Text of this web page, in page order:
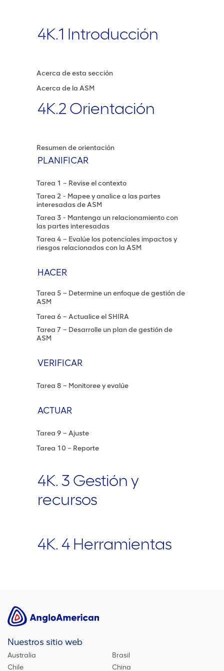
4K.1 Introducción
Acerca de esta sección
Acerca de la ASM
4K.2 Orientación
Resumen de orientación
PLANIFICAR
Tarea 1 – Revise el contexto
Tarea 2 - Mapee y analice a las partes
interesadas de ASM
Tarea 3 - Mantenga un relacionamiento con
las partes interesadas
Tarea 4 – Evalúe los potenciales impactos y
riesgos relacionados con la ASM
HACER
Tarea 5 – Determine un enfoque de gestión de
ASM
Tarea 6 – Actualice el SHIRA
Tarea 7 – Desarrolle un plan de gestión de
ASM
VERIFICAR
Tarea 8 – Monitoree y evalúe
ACTUAR
Tarea 9 – Ajuste
Tarea 10 – Reporte
4K. 3 Gestión y
recursos
4K. 4 Herramientas
Nuestros sitio web
Australia
Brasil
Chile
China